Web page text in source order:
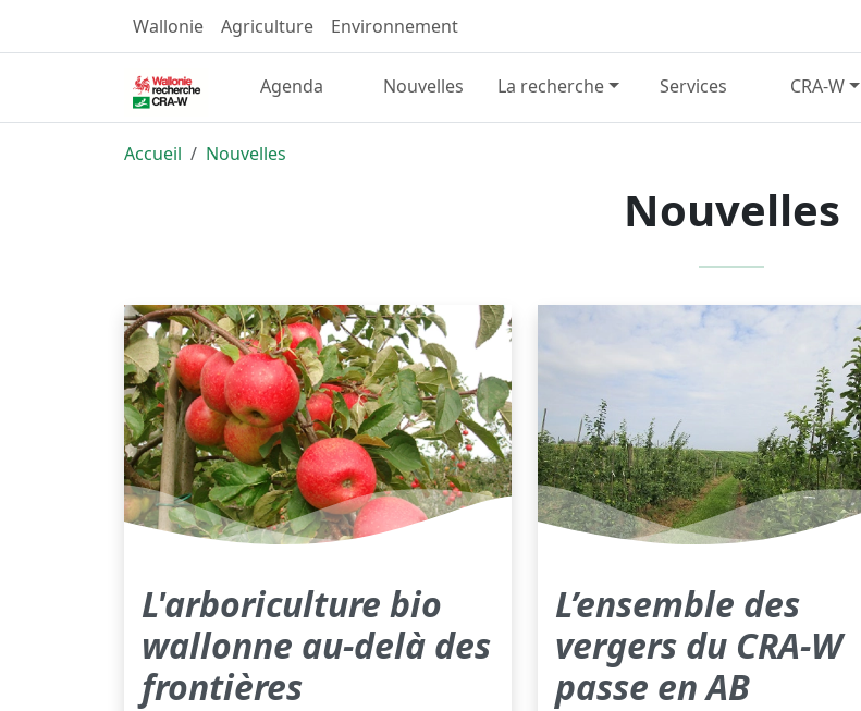
Wallonie Agriculture Environnement
Agenda Nouvelles La recherche Services CRA-W
Accueil Nouvelles
Nouvelles
L'arboriculture bio
wallonne au-delà des
frontières
L’ensemble des
vergers du CRA-W
passe en AB